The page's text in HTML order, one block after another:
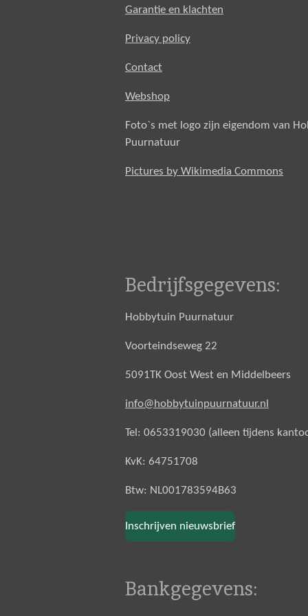
Garantie en klachten
Privacy policy
Contact
Webshop
Foto`s met logo zijn eigendom van
Puurnatuur
Pictures by Wikimedia Commons
Bedrijfsgegevens:
Hobbytuin Puurnatuur
Voorteindseweg 22
5091TK Oost West en Middelbeers
info@hobbytuinpuurnatuur.nl
Tel: 0653319030 (alleen tijdens
KvK: 64751708
Btw: NL001783594B63
Inschrijven nieuwsbrief
Bankgegevens: